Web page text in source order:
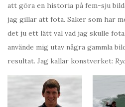
att göra en historia på fem-sju
jag gillar att fota. Saker som har
det ju ett lätt val vad jag skulle
använde mig utav några gammla
resultat. Jag kallar konstverket: